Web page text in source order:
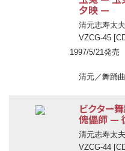
夕映 —
清元志寿太夫
VZCG-45
1997/5/21発売
清元／舞踊曲
ビクター舞
傀儡師 —
清元志寿太夫
VZCG-44